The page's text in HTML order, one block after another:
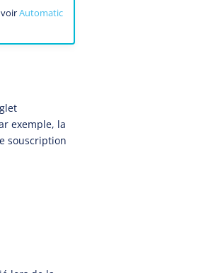
Automatic
exemple, la
souscription